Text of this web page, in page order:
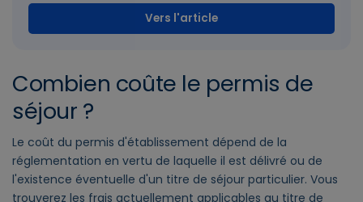
Vers l'article
Combien coûte le permis de
séjour ?
Le coût du permis d'établissement dépend de la
réglementation en vertu de laquelle il est délivré ou de
l'existence éventuelle d'un titre de séjour particulier. Vous
trouverez les frais actuellement applicables au titre de